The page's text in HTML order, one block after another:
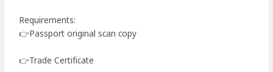
Requirements:
👉Passport original scan copy
👉Trade Certificate